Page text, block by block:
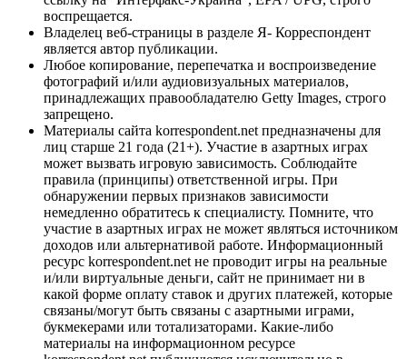
воспрещается.
Владелец веб-страницы в разделе Я- Корреспондент
является автор публикации.
Любое копирование, перепечатка и воспроизведение
фотографий и/или аудиовизуальных материалов,
принадлежащих правообладателю Getty Images, строго
запрещено.
Материалы сайта korrespondent.net предназначены для
лиц старше 21 года (21+). Участие в азартных играх
может вызвать игровую зависимость. Соблюдайте
правила (принципы) ответственной игры. При
обнаружении первых признаков зависимости
немедленно обратитесь к специалисту. Помните, что
участие в азартных играх не может являться источником
доходов или альтернативой работе. Информационный
ресурс korrespondent.net не проводит игры на реальные
и/или виртуальные деньги, сайт не принимает ни в
какой форме оплату ставок и других платежей, которые
связаны/могут быть связаны с азартными играми,
букмекерами или тотализаторами. Какие-либо
материалы на информационном ресурсе